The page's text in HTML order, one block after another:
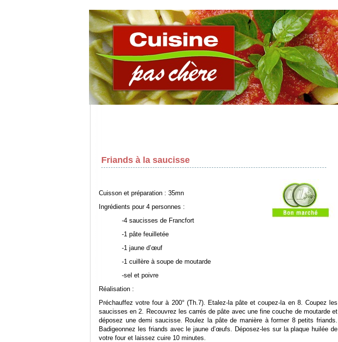
Friands à la saucisse
Cuisson et préparation : 35mn
Ingrédients pour 4 personnes :
-4 saucisses de Francfort
-1 pâte feuilletée
-1 jaune d’œuf
-1 cuillère à soupe de moutarde
-sel et poivre
Réalisation :
Préchauffez votre four à 200° (Th.7). Etalez-la pâte et coupez-la en 8. Coupez les
saucisses en 2. Recouvrez les carrés de pâte avec une fine couche de moutarde et
déposez une demi saucisse. Roulez la pâte de manière à former 8 petits friands.
Badigeonnez les friands avec le jaune d’œufs. Déposez-les sur la plaque huilée de
votre four et laissez cuire 10 minutes.